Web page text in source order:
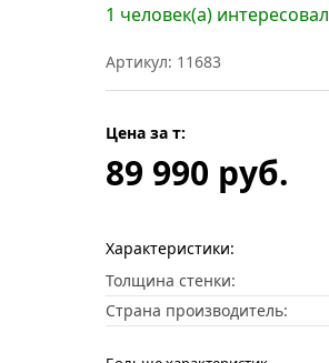
1 человек(а)
Артикул: 11683
Цена за т:
89 990 руб.
Характеристики:
Толщина стенки:
Страна производитель: